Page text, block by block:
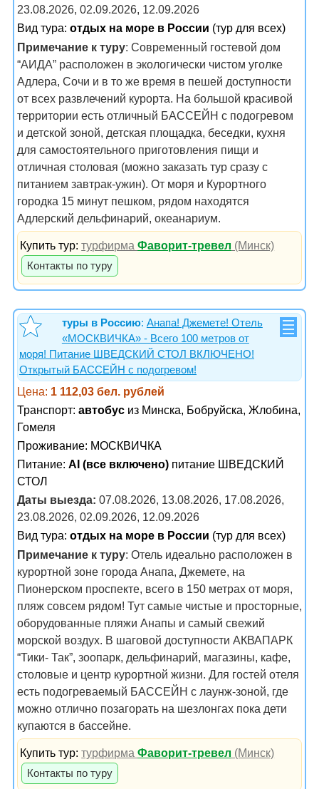
23.08.2026, 02.09.2026, 12.09.2026
Вид тура: отдых на море в России (тур для всех)
Примечание к туру: Современный гостевой дом
“АИДА” расположен в экологически чистом уголке
Адлера, Сочи и в то же время в пешей доступности
от всех развлечений курорта. На большой красивой
территории есть отличный БАССЕЙН с подогревом
и детской зоной, детская площадка, беседки, кухня
для самостоятельного приготовления пищи и
отличная столовая (можно заказать тур сразу с
питанием завтрак-ужин). От моря и Курортного
городка 15 минут пешком, рядом находятся
Адлерский дельфинарий, океанариум.
Купить тур:турфирмаФаворит-тревел (Минск)
Контакты по туру
туры в Россию: Анапа! Джемете! Отель
«МОСКВИЧКА» - Всего 100 метров от
моря! Питание ШВЕДСКИЙ СТОЛ ВКЛЮЧЕНО!
Открытый БАССЕЙН с подогревом!
Цена: 1 112,03 бел. рублей
Транспорт: автобус из Минска, Бобруйска, Жлобина,
Гомеля
Проживание: МОСКВИЧКА
Питание: AI (все включено) питание ШВЕДСКИЙ
СТОЛ
Даты выезда: 07.08.2026, 13.08.2026, 17.08.2026,
23.08.2026, 02.09.2026, 12.09.2026
Вид тура: отдых на море в России (тур для всех)
Примечание к туру: Отель идеально расположен в
курортной зоне города Анапа, Джемете, на
Пионерском проспекте, всего в 150 метрах от моря,
пляж совсем рядом! Тут самые чистые и просторные,
оборудованные пляжи Анапы и самый свежий
морской воздух. В шаговой доступности АКВАПАРК
“Тики- Так”, зоопарк, дельфинарий, магазины, кафе,
столовые и центр курортной жизни. Для гостей отеля
есть подогреваемый БАССЕЙН с лаунж-зоной, где
можно отлично позагорать на шезлонгах пока дети
купаются в бассейне.
Купить тур:турфирмаФаворит-тревел (Минск)
Контакты по туру